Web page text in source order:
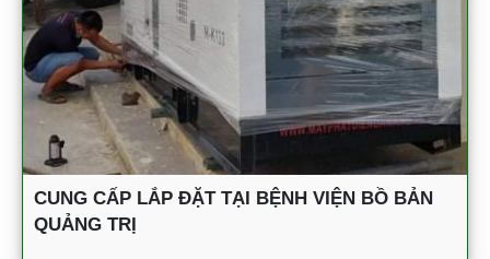
CUNG CẤP LẮP ĐẶT TẠI BỆNH VIỆN BỒ BẢN
QUẢNG TRỊ